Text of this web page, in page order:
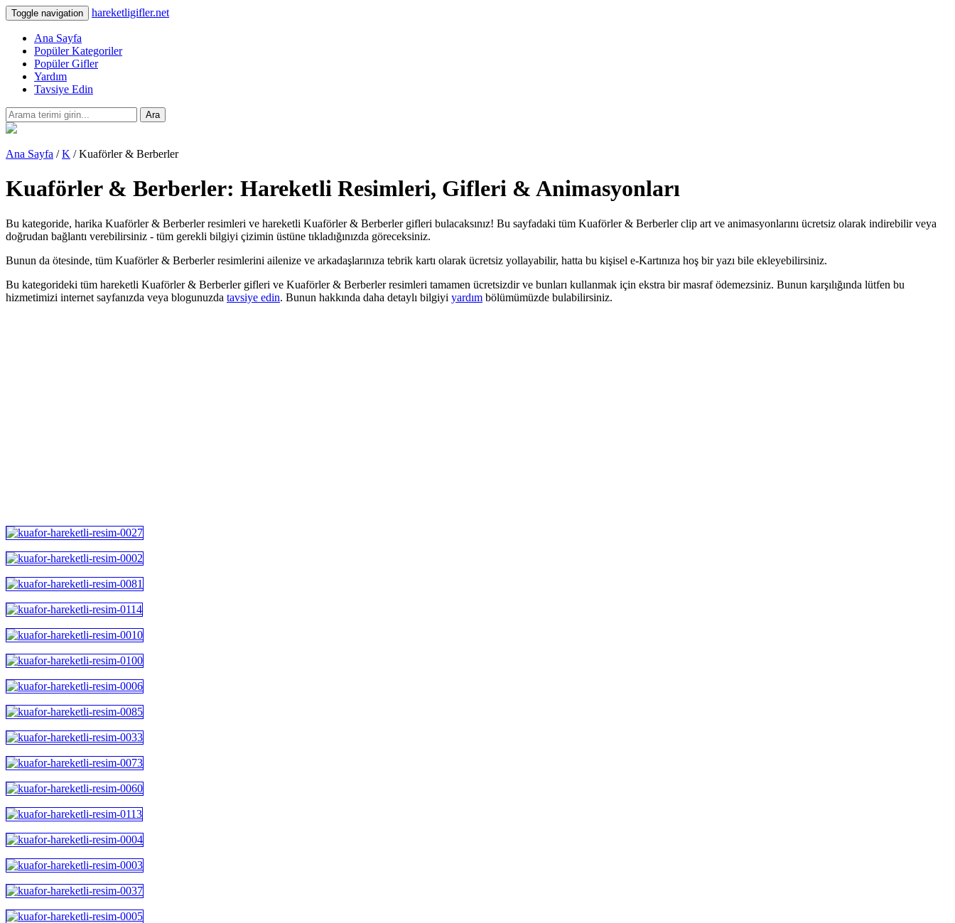
Toggle navigation hareketligifler.net
Ana Sayfa
Popüler Kategoriler
Popüler Gifler
Yardım
Tavsiye Edin
Ara
Ana Sayfa /K / Kuaförler & Berberler
Kuaförler & Berberler: Hareketli Resimleri, Gifleri & Animasyonları
Bu kategoride, harika Kuaförler & Berberler resimleri ve hareketli Kuaförler & Berberler gifleri bulacaksınız! Bu sayfadaki tüm Kuaförler & Berberler clip art ve animasyonlarını ücretsiz olarak indirebilir veya
doğrudan bağlantı verebilirsiniz - tüm gerekli bilgiyi çizimin üstüne tıkladığınızda göreceksiniz.
Bunun da ötesinde, tüm Kuaförler & Berberler resimlerini ailenize ve arkadaşlarınıza tebrik kartı olarak ücretsiz yollayabilir, hatta bu kişisel e-Kartınıza hoş bir yazı bile ekleyebilirsiniz.
Bu kategorideki tüm hareketli Kuaförler & Berberler gifleri ve Kuaförler & Berberler resimleri tamamen ücretsizdir ve bunları kullanmak için ekstra bir masraf ödemezsiniz. Bunun karşılığında lütfen bu
hizmetimizi internet sayfanızda veya blogunuzda tavsiye edin. Bunun hakkında daha detaylı bilgiyi yardım bölümümüzde bulabilirsiniz.